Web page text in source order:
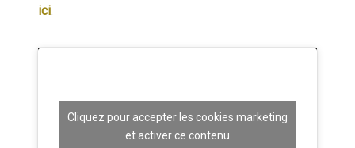
ici
Cliquez pour accepter les cookies marketing
et activer ce contenu